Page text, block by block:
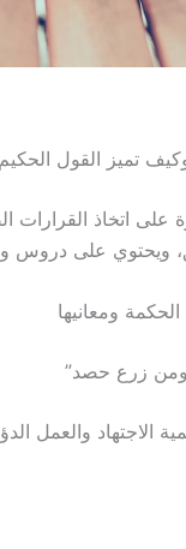
تميز القول
اتخاذ القرارات
ويحتوي على دروس
ومعانيها
الاجتهاد والعمل